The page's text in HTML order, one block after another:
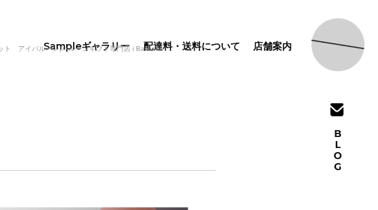
イバルーン|バルーンギフト専門店 i Balloon
Sampleギャラリー 配達料・送料について 店舗案内